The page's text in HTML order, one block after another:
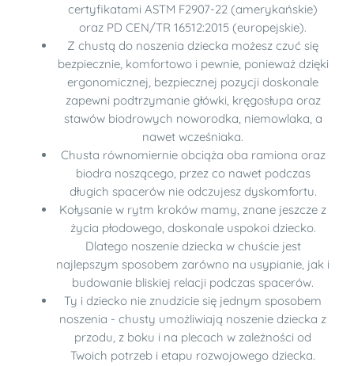
certyfikatami ASTM F2907-22 (amerykańskie)
oraz PD CEN/TR 16512:2015 (europejskie).
Z chustą do noszenia dziecka możesz czuć się
bezpiecznie, komfortowo i pewnie, ponieważ dzięki
ergonomicznej, bezpiecznej pozycji doskonale
zapewni podtrzymanie główki, kręgosłupa oraz
stawów biodrowych noworodka, niemowlaka, a
nawet wcześniaka.
Chusta równomiernie obciąża oba ramiona oraz
biodra noszącego, przez co nawet podczas
długich spacerów nie odczujesz dyskomfortu.
Kołysanie w rytm kroków mamy, znane jeszcze z
życia płodowego, doskonale uspokoi dziecko.
Dlatego noszenie dziecka w chuście jest
najlepszym sposobem zarówno na usypianie, jak i
budowanie bliskiej relacji podczas spacerów.
Ty i dziecko nie znudzicie się jednym sposobem
noszenia - chusty umożliwiają noszenie dziecka z
przodu, z boku i na plecach w zależności od
Twoich potrzeb i etapu rozwojowego dziecka.